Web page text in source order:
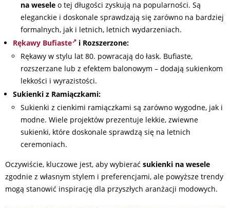
na wesele o tej długości zyskują na popularności. Są
eleganckie i doskonale sprawdzają się zarówno na bardziej
formalnych, jak i letnich, letnich wydarzeniach.
Rękawy Bufiaste
i Rozszerzone:
Rękawy w stylu lat 80. powracają do łask. Bufiaste,
rozszerzane lub z efektem balonowym – dodają sukienkom
lekkości i wyrazistości.
Sukienki z Ramiączkami:
Sukienki z cienkimi ramiączkami są zarówno wygodne, jak i
modne. Wiele projektów prezentuje lekkie, zwiewne
sukienki, które doskonale sprawdzą się na letnich
ceremoniach.
Oczywiście, kluczowe jest, aby wybierać sukienki na wesele
zgodnie z własnym stylem i preferencjami, ale powyższe trendy
mogą stanowić inspirację dla przyszłych aranżacji modowych.